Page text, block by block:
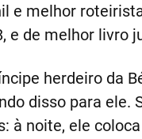
e melhor
e de melhor livro
herdeiro da
disso para ele.
à noite, ele